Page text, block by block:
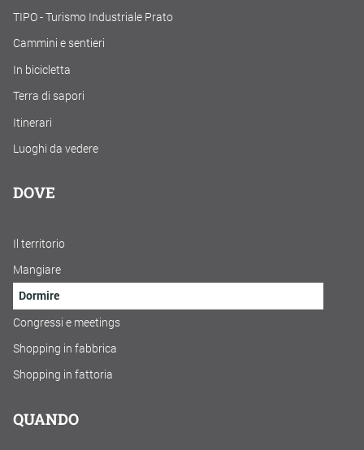
TIPO - Turismo Industriale Prato
Cammini e sentieri
In bicicletta
Terra di sapori
Itinerari
Luoghi da vedere
DOVE
Il territorio
Mangiare
Dormire
Congressi e meetings
Shopping in fabbrica
Shopping in fattoria
QUANDO